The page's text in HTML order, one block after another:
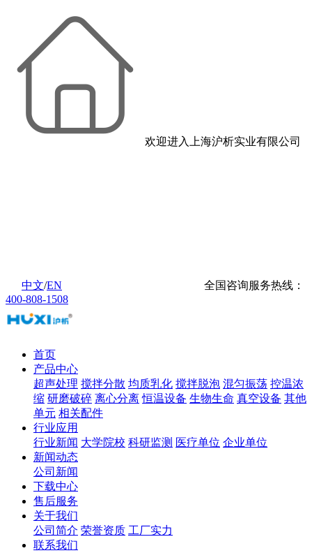
欢迎进入上海沪析实业有限公司
中文/EN
全国咨询服务热线：
400-808-1508
首页
产品中心
超声处理 搅拌分散 均质乳化 搅拌脱泡 混匀振荡 控温浓
缩 研磨破碎 离心分离 恒温设备 生物生命 真空设备 其他
单元 相关配件
行业应用
行业新闻 大学院校 科研监测 医疗单位 企业单位
新闻动态
公司新闻
下载中心
售后服务
关于我们
公司简介 荣誉资质 工厂实力
联系我们